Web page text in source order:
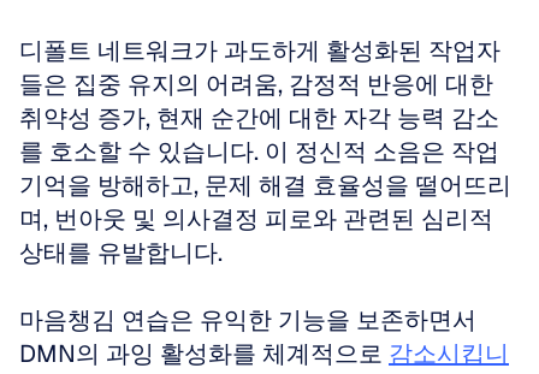
디폴트 네트워크가 과도하게 활성화된 작업자
들은 집중 유지의 어려움, 감정적 반응에 대한
취약성 증가, 현재 순간에 대한 자각 능력 감소
를 호소할 수 있습니다. 이 정신적 소음은 작업
기억을 방해하고, 문제 해결 효율성을 떨어뜨리
며, 번아웃 및 의사결정 피로와 관련된 심리적
상태를 유발합니다.
마음챙김 연습은 유익한 기능을 보존하면서
DMN의 과잉 활성화를 체계적으로 감소시킵니